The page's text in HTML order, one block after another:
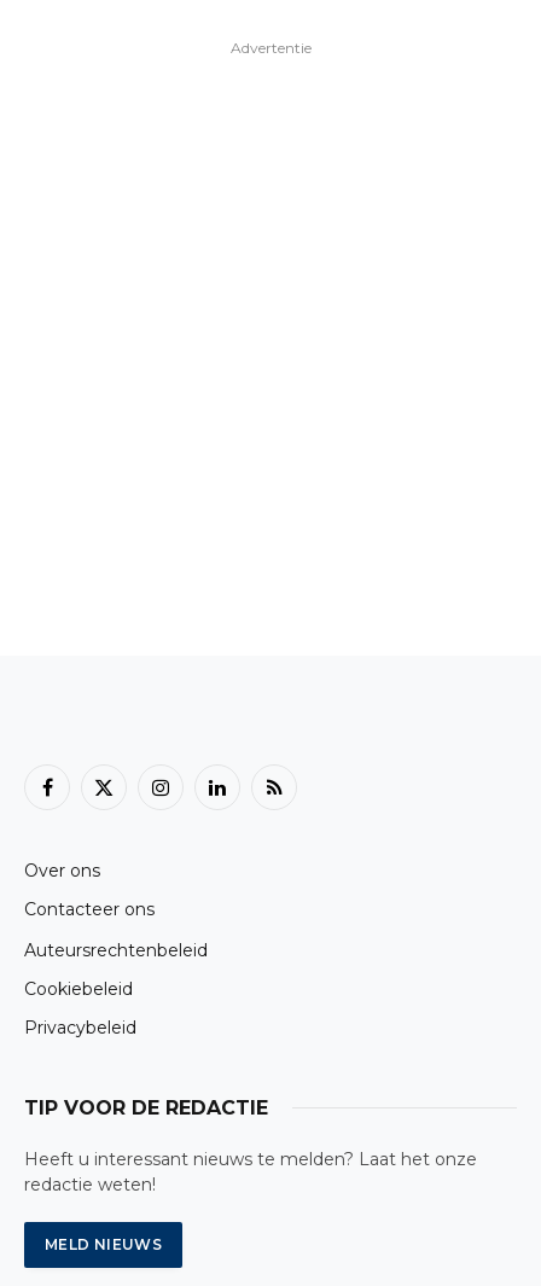
Advertentie
Facebook
X
InstagramLinkedInRSS
Over ons
Contacteer ons
Auteursrechtenbeleid
Cookiebeleid
Privacybeleid
TIP VOOR DE REDACTIE
Heeft u interessant nieuws te melden? Laat het onze
redactie weten!